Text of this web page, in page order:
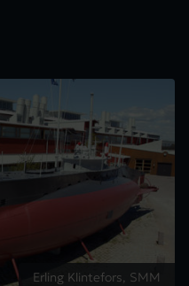
Erling Klintefors, SMM